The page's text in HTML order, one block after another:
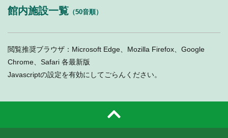
館内施設一覧 （50音順）
閲覧推奨ブラウザ：Microsoft Edge、Mozilla Firefox、Google
Chrome、Safari 各最新版
Javascriptの設定を有効にしてごらんください。